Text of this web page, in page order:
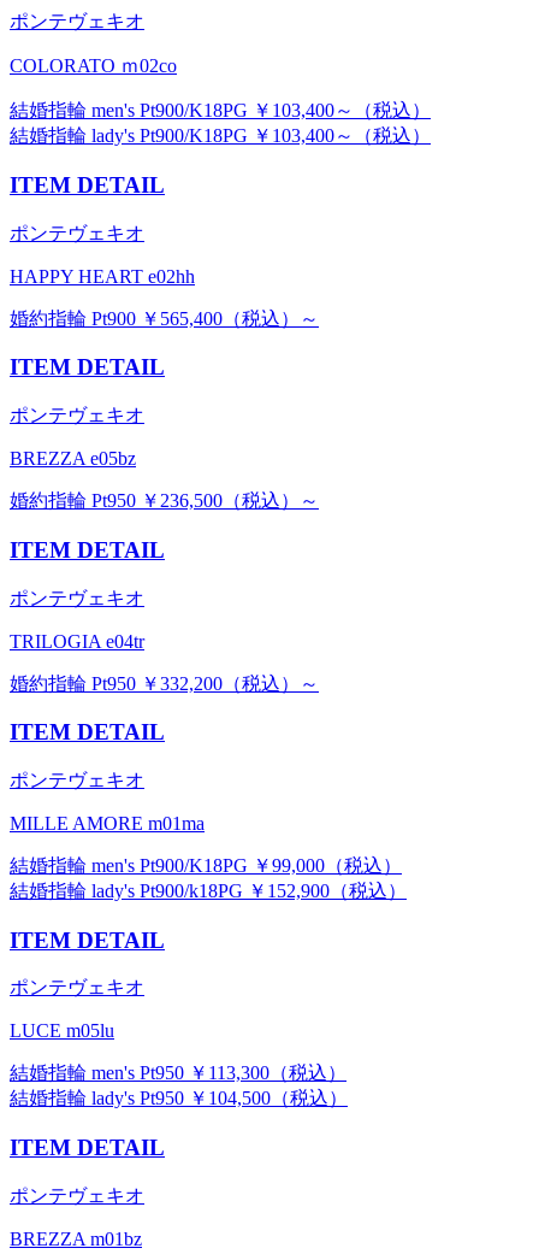
ポンテヴェキオ
COLORATO ｍ02co
結婚指輪 men's Pt900/K18PG ￥103,400～（税込）
結婚指輪 lady's Pt900/K18PG ￥103,400～（税込）
ITEM DETAIL
ポンテヴェキオ
HAPPY HEART e02hh
婚約指輪 Pt900 ￥565,400（税込）～
ITEM DETAIL
ポンテヴェキオ
BREZZA e05bz
婚約指輪 Pt950 ￥236,500（税込）～
ITEM DETAIL
ポンテヴェキオ
TRILOGIA e04tr
婚約指輪 Pt950 ￥332,200（税込）～
ITEM DETAIL
ポンテヴェキオ
MILLE AMORE m01ma
結婚指輪 men's Pt900/K18PG ￥99,000（税込）
結婚指輪 lady's Pt900/k18PG ￥152,900（税込）
ITEM DETAIL
ポンテヴェキオ
LUCE m05lu
結婚指輪 men's Pt950 ￥113,300（税込）
結婚指輪 lady's Pt950 ￥104,500（税込）
ITEM DETAIL
ポンテヴェキオ
BREZZA m01bz